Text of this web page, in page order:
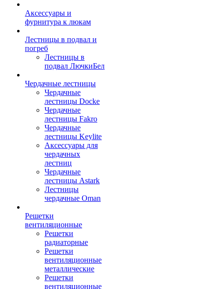
Аксессуары и
фурнитура к люкам
Лестницы в подвал и
погреб
Лестницы в
подвал ЛючкиБел
Чердачные лестницы
Чердачные
лестницы Docke
Чердачные
лестницы Fakro
Чердачные
лестницы Keylite
Аксессуары для
чердачных
лестниц
Чердачные
лестницы Astark
Лестницы
чердачные Oman
Решетки
вентиляционные
Решетки
радиаторные
Решетки
вентиляционные
металлические
Решетки
вентиляционные